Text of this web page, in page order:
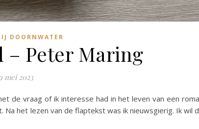
DOORNWATER
– Peter Maring
mei 2023
de vraag of ik interesse had in het leven van een
het lezen van de flaptekst was ik nieuwsgierig. Ik wil